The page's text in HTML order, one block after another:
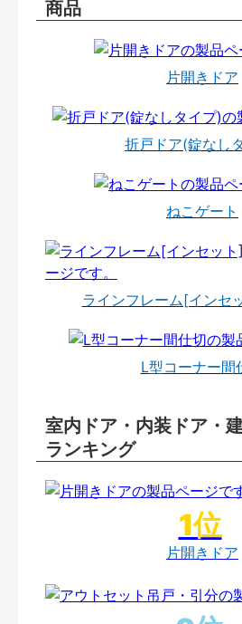
商品
片開きドア
折戸ドア(錠なし
ねこゲート
ラインフレーム[インセ
L型コーナー間
室内ドア・内装ドア・
ランキング
片開きドア